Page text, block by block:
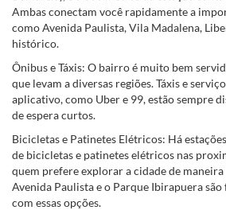
Ambas conectam você rapidamente a
como Avenida Paulista, Vila Madalena,
histórico.
Ônibus e Táxis: O bairro é muito bem
que levam a diversas regiões. Táxis e
aplicativo, como Uber e 99, estão sempre
de espera curtos.
Bicicletas e Patinetes Elétricos: Há
de bicicletas e patinetes elétricos nas
quem prefere explorar a cidade de maneira
Avenida Paulista e o Parque Ibirapuera
com essas opções.